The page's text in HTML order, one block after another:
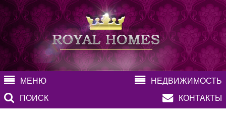
МЕНЮ
НЕДВИЖИМОСТЬ
ПОИСК
КОНТАКТЫ